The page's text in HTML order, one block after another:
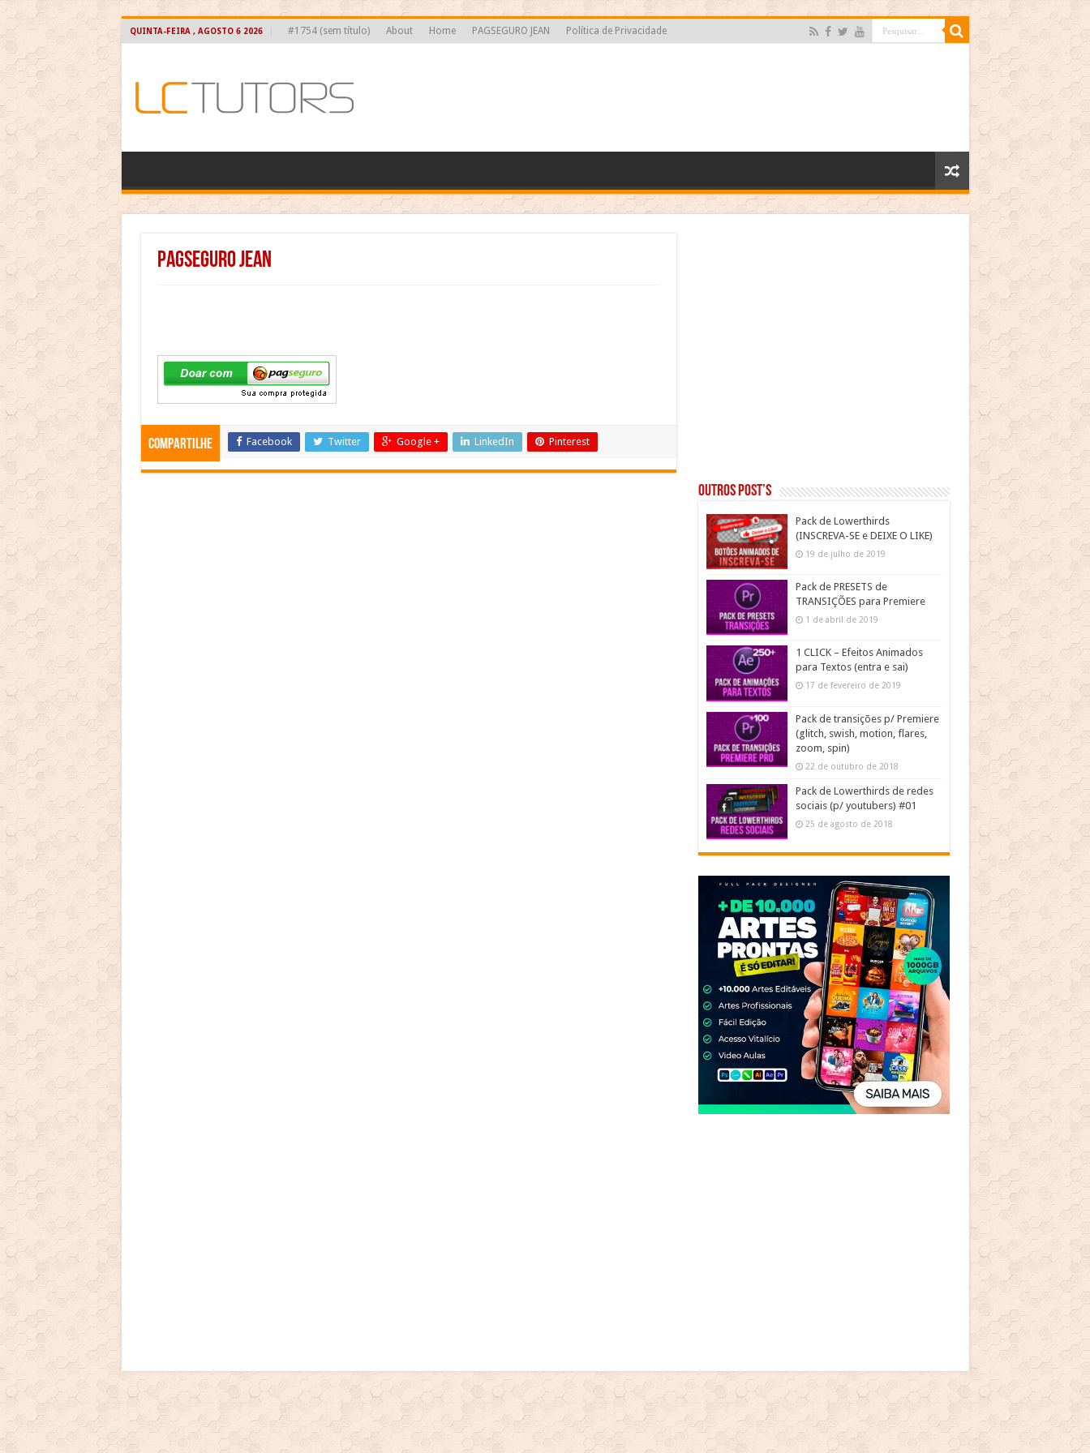
QUINTA-FEIRA , AGOSTO 6 2026 #1754 (sem título) About Home PAGSEGURO JEAN Política de Privacidade
PAGSEGURO JEAN
Compartilhe Facebook Twitter Google + LinkedIn Pinterest
Outros post’s
Pack de Lowerthirds
(INSCREVA-SE e DEIXE O LIKE)
19 de julho de 2019
Pack de PRESETS de
TRANSIÇÕES para Premiere
1 de abril de 2019
1 CLICK – Efeitos Animados
para Textos (entra e sai)
17 de fevereiro de 2019
Pack de transições p/ Premiere
(glitch, swish, motion, flares,
zoom, spin)
22 de outubro de 2018
Pack de Lowerthirds de redes
sociais (p/ youtubers) #01
25 de agosto de 2018